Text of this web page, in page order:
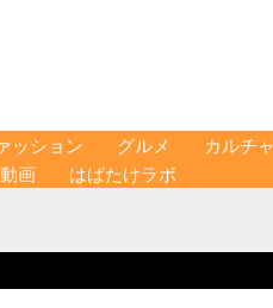
ッション グルメ カルチ
動画 はばたけラボ